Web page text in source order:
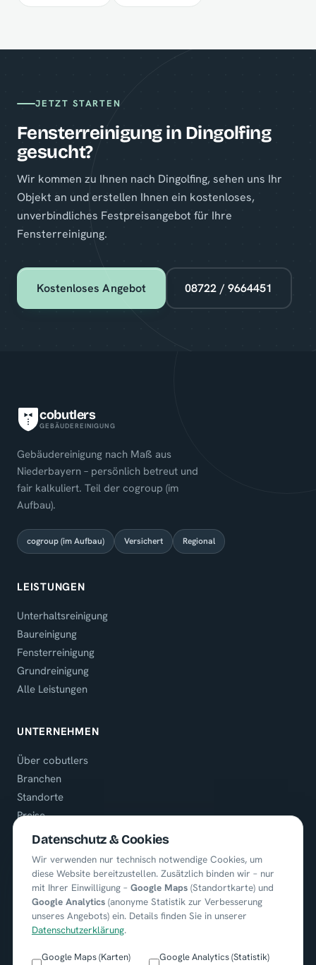
JETZT STARTEN
Fensterreinigung in Dingolfing
gesucht?
Wir kommen zu Ihnen nach Dingolfing, sehen uns Ihr
Objekt an und erstellen Ihnen ein kostenloses,
unverbindliches Festpreisangebot für Ihre
Fensterreinigung.
Kostenloses Angebot 08722 / 9664451
cobutlers
GEBÄUDEREINIGUNG
Gebäudereinigung nach Maß aus
Niederbayern – persönlich betreut und
fair kalkuliert. Teil der cogroup (im
Aufbau).
cogroup (im Aufbau) Versichert Regional
LEISTUNGEN
Unterhaltsreinigung
Baureinigung
Fensterreinigung
Grundreinigung
Alle Leistungen
UNTERNEHMEN
Über cobutlers
Branchen
Standorte
Preise
Referenzen
KONTAKT
+49 (0) 8722 / 9664451
Datenschutz & Cookies
Wir verwenden nur technisch notwendige Cookies, um
diese Website bereitzustellen. Zusätzlich binden wir – nur
mit Ihrer Einwilligung – Google Maps (Standortkarte) und
Google Analytics (anonyme Statistik zur Verbesserung
unseres Angebots) ein. Details finden Sie in unserer
Datenschutzerklärung.
Google Maps (Karten) Google Analytics (Statistik)